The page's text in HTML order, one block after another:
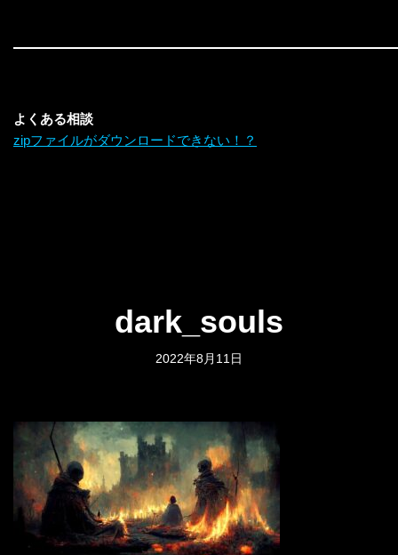
よくある相談
zipファイルがダウンロードできない！？
dark_souls
2022年8月11日